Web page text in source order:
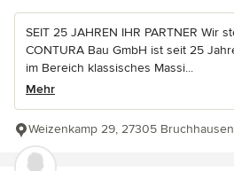
SEIT 25 JAHREN IHR PARTNER Wir
CONTURA Bau GmbH ist seit 25
im Bereich klassisches Massi...
Mehr
Weizenkamp 29, 27305